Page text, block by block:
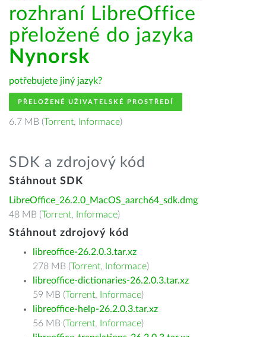
rozhraní LibreOffice
přeložené do jazyka
Nynorsk
potřebujete jiný jazyk?
PŘELOŽENÉ UŽIVATELSKÉ PROSTŘEDÍ
6.7 MB (Torrent, Informace)
SDK a zdrojový kód
Stáhnout SDK
LibreOffice_26.2.0_MacOS_aarch64_sdk.dmg
48 MB (Torrent, Informace)
Stáhnout zdrojový kód
libreoffice-26.2.0.3.tar.xz
278 MB (Torrent, Informace)
libreoffice-dictionaries-26.2.0.3.tar.xz
59 MB (Torrent, Informace)
libreoffice-help-26.2.0.3.tar.xz
56 MB (Torrent, Informace)